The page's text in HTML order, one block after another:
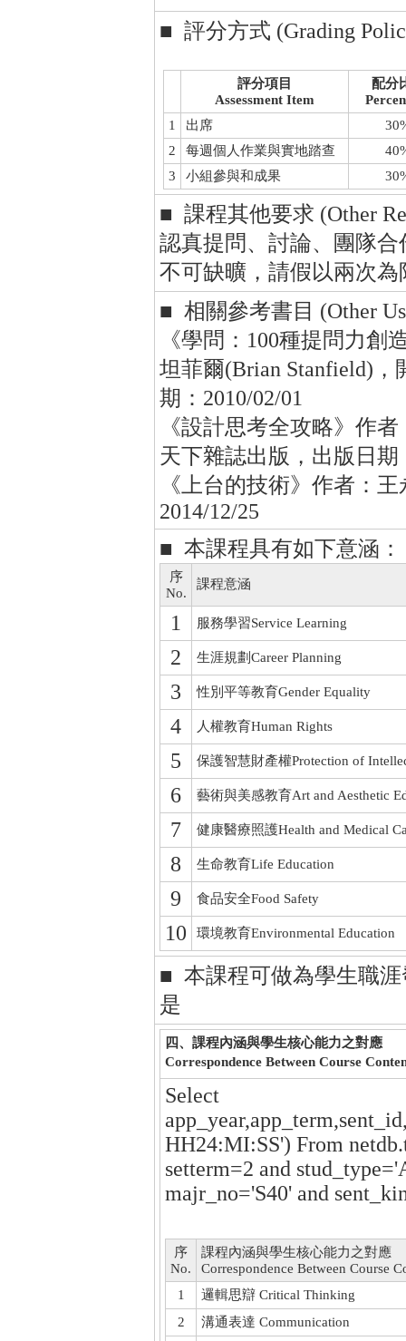
■ 評分方式 (Grading
評分項目
Assessment Item
配分
1
出席
2
每週個人作業與實地踏查
3
小組參與和成果
■ 課程其他要求 (Other
認真提問、討論、團隊合
不可缺曠，請假以兩次為
■ 相關參考書目 (Other
《學問：100種提問力創
坦菲爾(Brian Stanfield)
期：2010/02/01
《設計思考全攻略》作
天下雜誌出版，出版日期
《上台的技術》作者：
2014/12/25
■ 本課程具有如下意涵：
序
No.
課程意涵
1 服務學習Service Learning
2 生涯規劃Career Planning
3 性別平等教育Gender Equality
4 人權教育Human Rights
5 保護智慧財產權Protection of
6 藝術與美感教育Art and Aesthetic
7 健康醫療照護Health and Medical
8 生命教育Life Education
9 食品安全Food Safety
10 環境教育Environmental Education
■ 本課程可做為學生職
是
四、課程內涵與學生核心能力之對應
Correspondence Between Course
Select
HH24:MI:SS') From
setterm=2 and
majr_no='S40' and
序
No.
課程內涵與學生核心能力之對應
Correspondence Between Course
1
邏輯思辯 Critical Thinking
2
溝通表達 Communication